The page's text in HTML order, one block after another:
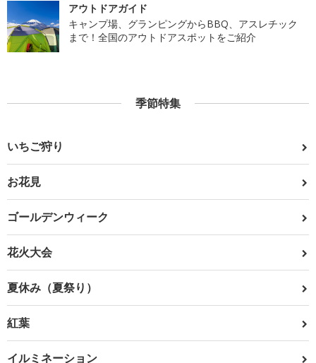
アウトドアガイド
キャンプ場、グランピングからBBQ、アスレチック
まで！全国のアウトドアスポットをご紹介
季節特集
いちご狩り
お花見
ゴールデンウィーク
花火大会
夏休み（夏祭り）
紅葉
イルミネーション